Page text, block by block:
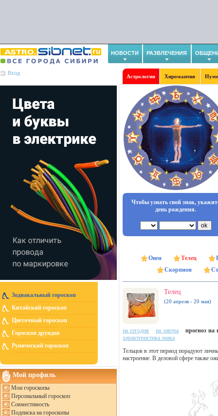
НОВОСТИ РАЗВЛЕЧЕНИЯ
Вход
Астрология Хиромантия
Зодиакальный гороскоп
Китайский гороскоп
Цветочный гороскоп
Гороскоп друидов
Рунический гороскоп
Мой профиль
Мои гороскопы
Персональный гороскоп
Совместимость
Подписка на гороскопы
Чтобы узнать свой знак,
день рождения.
Овен Телец
Скорпион
Телец
(20 апреля - 20 мая)
на сегодня на завтра
прогноз на
характеристика знака
Тельцов в этот период порадуют
настроение. В деловой сфере также